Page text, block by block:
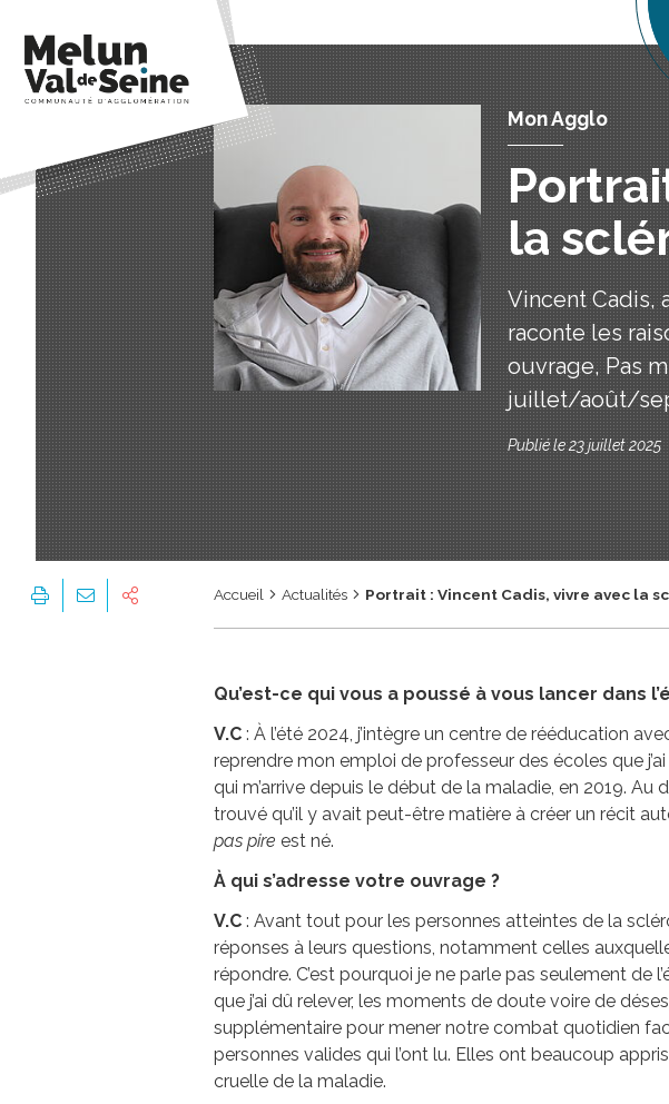
Mon Agglo
la
Vincent Cadis,
raconte les
ouvrage, Pas
juillet/août/
Publié le 23 juillet 2025
Accueil Actualités Portrait : Vincent Cadis, vivre avec la
Qu’est-ce qui vous a poussé à vous lancer dans
V.C : À l’été 2024, j’intègre un centre de rééducation
reprendre mon emploi de professeur des écoles que
qui m’arrive depuis le début de la maladie, en 2019. Au
trouvé qu’il y avait peut-être matière à créer un récit
pas pire est né.
À qui s’adresse votre ouvrage ?
V.C : Avant tout pour les personnes atteintes de la
réponses à leurs questions, notamment celles
répondre. C’est pourquoi je ne parle pas seulement de
que j’ai dû relever, les moments de doute voire de
supplémentaire pour mener notre combat quotidien
personnes valides qui l’ont lu. Elles ont beaucoup
cruelle de la maladie.